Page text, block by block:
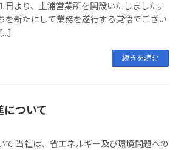
より、土浦営業所を開設いたしました。
を新たにして業務を遂行する覚悟でござい
続きを読む
について
て 当社は、省エネルギー及び環境問題への